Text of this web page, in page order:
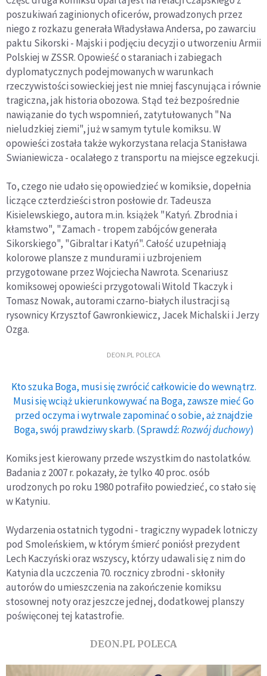
poszukiwań zaginionych oficerów, prowadzonych przez
niego z rozkazu generała Władysława Andersa, po zawarciu
paktu Sikorski - Majski i podjęciu decyzji o utworzeniu Armii
Polskiej w ZSSR. Opowieść o staraniach i zabiegach
dyplomatycznych podejmowanych w warunkach
rzeczywistości sowieckiej jest nie mniej fascynująca i równie
tragiczna, jak historia obozowa. Stąd też bezpośrednie
nawiązanie do tych wspomnień, zatytułowanych "Na
nieludzkiej ziemi", już w samym tytule komiksu. W
opowieści została także wykorzystana relacja Stanisława
Swianiewicza - ocalałego z transportu na miejsce egzekucji.
To, czego nie udało się opowiedzieć w komiksie, dopełnia
liczące czterdzieści stron posłowie dr. Tadeusza
Kisielewskiego, autora m.in. książek "Katyń. Zbrodnia i
kłamstwo", "Zamach - tropem zabójców generała
Sikorskiego", "Gibraltar i Katyń". Całość uzupełniają
kolorowe plansze z mundurami i uzbrojeniem
przygotowane przez Wojciecha Nawrota. Scenariusz
komiksowej opowieści przygotowali Witold Tkaczyk i
Tomasz Nowak, autorami czarno-białych ilustracji są
rysownicy Krzysztof Gawronkiewicz, Jacek Michalski i Jerzy
Ozga.
DEON.PL POLECA
Kto szuka Boga, musi się zwrócić całkowicie do wewnątrz.
Musi się wciąż ukierunkowywać na Boga, zawsze mieć Go
przed oczyma i wytrwale zapominać o sobie, aż znajdzie
Boga, swój prawdziwy skarb. (Sprawdź:Rozwój duchowy)
Komiks jest kierowany przede wszystkim do nastolatków.
Badania z 2007 r. pokazały, że tylko 40 proc. osób
urodzonych po roku 1980 potrafiło powiedzieć, co stało się
w Katyniu.
Wydarzenia ostatnich tygodni - tragiczny wypadek lotniczy
pod Smoleńskiem, w którym śmierć poniósł prezydent
Lech Kaczyński oraz wszyscy, którzy udawali się z nim do
Katynia dla uczczenia 70. rocznicy zbrodni - skłoniły
autorów do umieszczenia na zakończenie komiksu
stosownej noty oraz jeszcze jednej, dodatkowej planszy
poświęconej tej katastrofie.
DEON.PL POLECA